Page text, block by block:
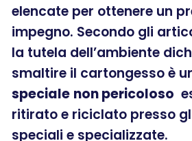
elencate per ottenere un
impegno. Secondo gli
la tutela dell’ambiente
smaltire il cartongesso è
speciale non pericoloso
ritirato e riciclato presso
speciali e specializzate.